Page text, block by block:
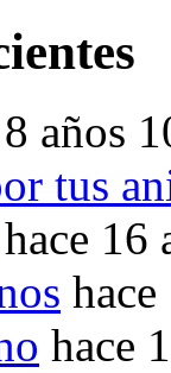
años
tus
hace 16
hace